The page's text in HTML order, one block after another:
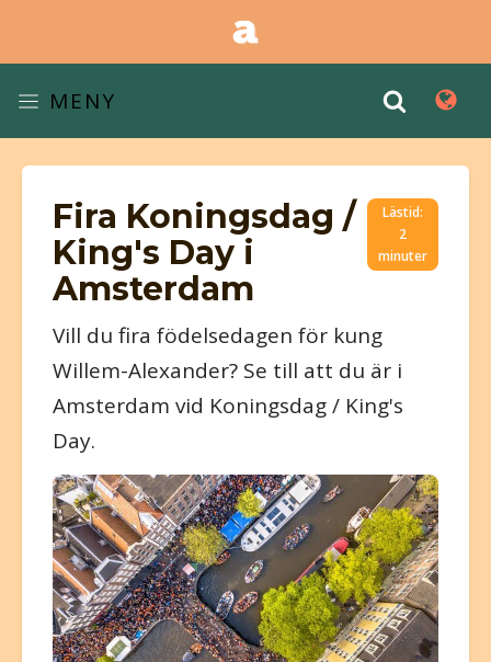
MENY
Fira Koningsdag /
King's Day i
Amsterdam
Lästid:
2
minuter
Vill du fira födelsedagen för kung
Willem-Alexander? Se till att du är i
Amsterdam vid Koningsdag / King's
Day.